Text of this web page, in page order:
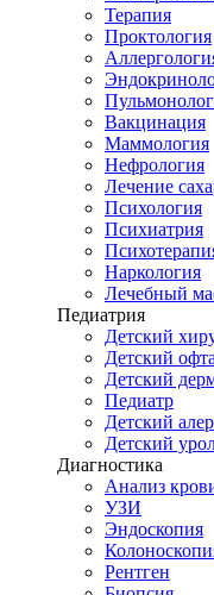
Терапия
Проктология
Вакцинация
Маммология
Нефрология
Лечение
Психология
Психиатрия
Наркология
Лечебный
Педиатрия
Детский
Детский
Детский
Педиатр
Детский
Детский
Диагностика
Анализ
УЗИ
Эндоскопия
Рентген